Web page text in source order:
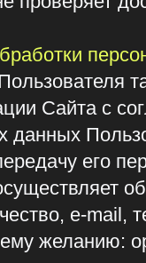
e-mail,
персональных